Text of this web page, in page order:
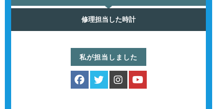
修理担当した時計
私が担当しました